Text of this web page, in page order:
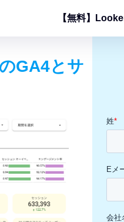
【無料】
GA4とサ